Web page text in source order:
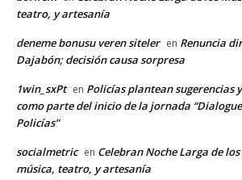
teatro, y artesanía
deneme bonusu veren siteler en Renuncia
Dajabón; decisión causa sorpresa
1win_sxPt en Policías plantean sugerencias
como parte del inicio de la jornada
Policías”
socialmetric en Celebran Noche Larga de
música, teatro, y artesanía